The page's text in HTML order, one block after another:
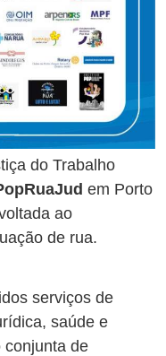
do Trabalho
em Porto
ao
de rua.
serviços de
saúde e
conjunta de